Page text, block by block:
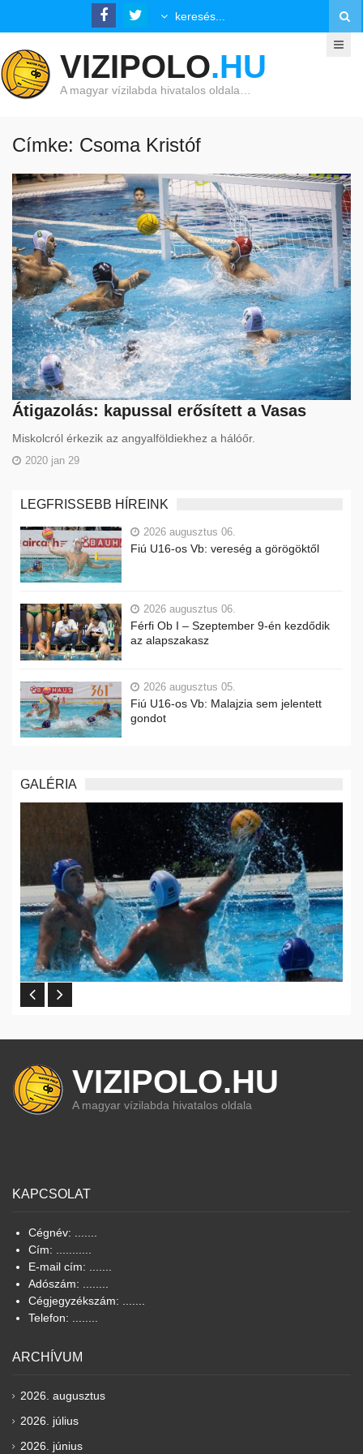
VIZIPOLO.HU
A magyar vízilabda hivatalos oldala…
Címke: Csoma Kristóf
Átigazolás: kapussal erősített a Vasas
Miskolcról érkezik az angyalföldiekhez a hálóőr.
2020 jan 29
LEGFRISSEBB HÍREINK
2026 augusztus 06.
Fiú U16-os Vb: vereség a görögöktől
2026 augusztus 06.
Férfi Ob I – Szeptember 9-én kezdődik
az alapszakasz
2026 augusztus 05.
Fiú U16-os Vb: Malajzia sem jelentett
gondot
GALÉRIA
VIZIPOLO.HU
A magyar vízilabda hivatalos oldala
KAPCSOLAT
Cégnév: .......
Cím: ...........
E-mail cím: .......
Adószám: ........
Cégjegyzékszám: .......
Telefon: ........
ARCHÍVUM
2026. augusztus
2026. július
2026. június